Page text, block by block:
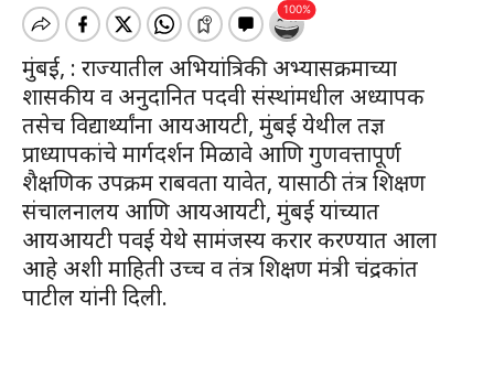
मुंबई, : राज्यातील अभियांत्रिकी अभ्यासक्रमाच्या
शासकीय व अनुदानित पदवी संस्थांमधील अध्यापक
तसेच विद्यार्थ्यांना आयआयटी, मुंबई येथील तज्ञ
प्राध्यापकांचे मार्गदर्शन मिळावे आणि गुणवत्तापूर्ण
शैक्षणिक उपक्रम राबवता यावेत, यासाठी तंत्र शिक्षण
संचालनालय आणि आयआयटी, मुंबई यांच्यात
आयआयटी पवई येथे सामंजस्य करार करण्यात आला
आहे अशी माहिती उच्च व तंत्र शिक्षण मंत्री चंद्रकांत
पाटील यांनी दिली.